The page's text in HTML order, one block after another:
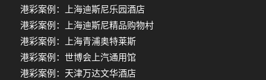
港彩案例：上海迪斯尼乐园酒店
港彩案例：上海迪斯尼精品购物村
港彩案例：上海青浦奥特莱斯
港彩案例：世博会上汽通用馆
港彩案例：天津万达文华酒店